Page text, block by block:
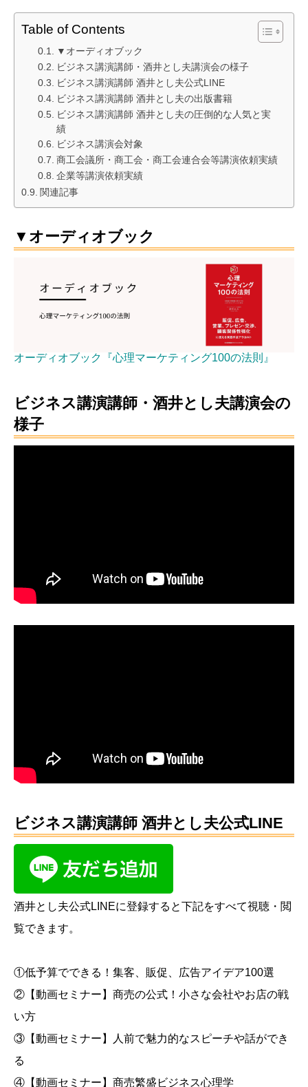
Table of Contents
▼オーディオブック
ビジネス講演講師・酒井とし夫講演会の様子
ビジネス講演講師 酒井とし夫公式LINE
ビジネス講演講師 酒井とし夫の出版書籍
ビジネス講演講師 酒井とし夫の圧倒的な人気と実
績
ビジネス講演会対象
商工会議所・商工会・商工会連合会等講演依頼実績
企業等講演依頼実績
関連記事
▼オーディオブック
オーディオブック『心理マーケティング100の法則』
ビジネス講演講師・酒井とし夫講演会の
様子
ビジネス講演講師 酒井とし夫公式LINE
酒井とし夫公式LINEに登録すると下記をすべて視聴・閲
覧できます。
①低予算でできる！集客、販促、広告アイデア100選
②【動画セミナー】商売の公式！小さな会社やお店の戦
い方
③【動画セミナー】人前で魅力的なスピーチや話ができ
る
④【動画セミナー】商売繁盛ビジネス心理学